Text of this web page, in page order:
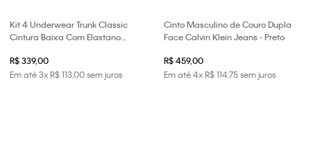
Kit 4 Underwear Trunk Classic
Cintura Baixa Com Elastano
R$ 339,00
Em até3xR$11300sem juros
Cinto Masculino de Couro Dupla
Face Calvin Klein Jeans - Preto
R$ 459,00
Em até4xR$11475sem juros